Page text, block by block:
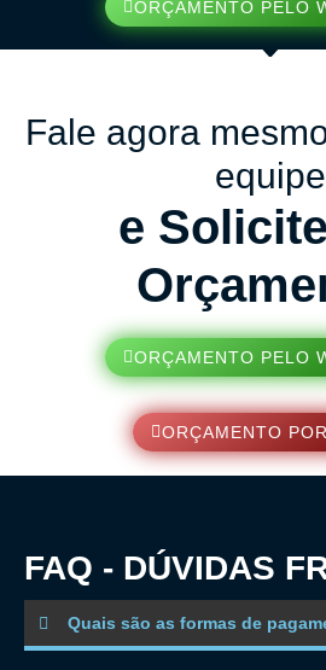
ORÇAMENTO PELO
Fale agora
equipe
e
ORÇAMENTO PELO
ORÇAMENTO
FAQ - DÚVIDAS
Quais são as formas de